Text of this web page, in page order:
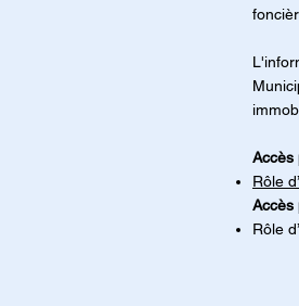
Accès
Rôle
Accès
Rôle